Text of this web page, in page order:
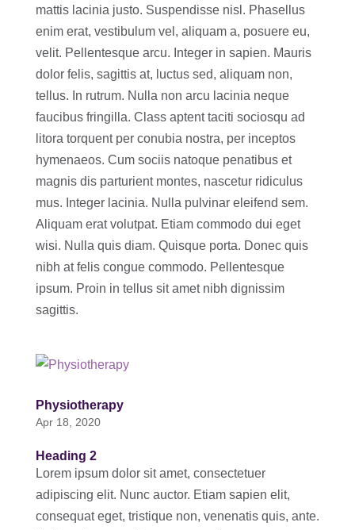
mattis lacinia justo. Suspendisse nisl. Phasellus
enim erat, vestibulum vel, aliquam a, posuere eu,
velit. Pellentesque arcu. Integer in sapien. Mauris
dolor felis, sagittis at, luctus sed, aliquam non,
tellus. In rutrum. Nulla non arcu lacinia neque
faucibus fringilla. Class aptent taciti sociosqu ad
litora torquent per conubia nostra, per inceptos
hymenaeos. Cum sociis natoque penatibus et
magnis dis parturient montes, nascetur ridiculus
mus. Integer lacinia. Nulla pulvinar eleifend sem.
Aliquam erat volutpat. Etiam commodo dui eget
wisi. Nulla quis diam. Quisque porta. Donec quis
nibh at felis congue commodo. Pellentesque
ipsum. Proin in tellus sit amet nibh dignissim
sagittis.
Physiotherapy
Apr 18, 2020
Heading 2
Lorem ipsum dolor sit amet, consectetuer
adipiscing elit. Nunc auctor. Etiam sapien elit,
consequat eget, tristique non, venenatis quis, ante.